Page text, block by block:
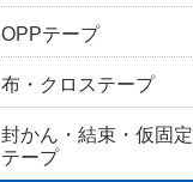
OPPテープ
布・クロステープ
封かん・結束・仮固定
テープ